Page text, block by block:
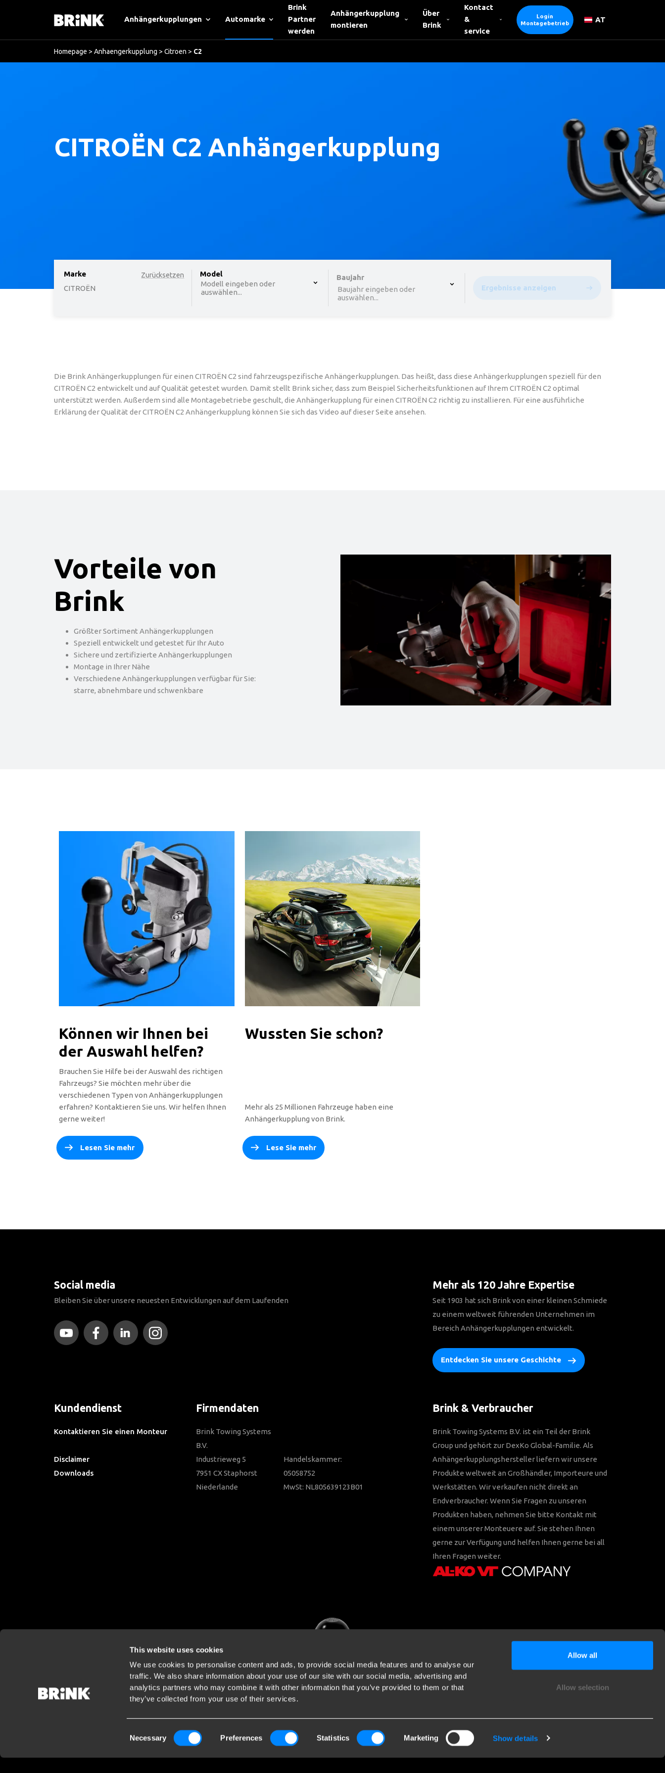
This website uses cookies
We use cookies to personalise content and ads, to provide social media features and to analyse our
traffic. We also share information about your use of our site with our social media, advertising and
analytics partners who may combine it with other information that you’ve provided to them or that
they’ve collected from your use of their services.
Selection
Necessary Preferences Statistics Marketing Show details
Allow all
Allow selection
Anhängerkupplungen Automarke
Brink
Partner
werden
Anhängerkupplung
montieren
Über
Brink
Kontact
&
service
Login
Montagebetrieb
AT
Homepage > Anhaengerkupplung > Citroen > C2
CITROËN C2 Anhängerkupplung
Zurücksetzen
Marke
CITROËN
option , selected. Select is focused ,type to refine list, press Down to open the menu,
Model
Modell eingeben oder
auswählen...
Baujahr
Baujahr eingeben oder
auswählen...
Ergebnisse anzeigen
Die Brink Anhängerkupplungen für einen CITROËN C2 sind fahrzeugspezifische Anhängerkupplungen. Das heißt, dass diese Anhängerkupplungen speziell für den
CITROËN C2 entwickelt und auf Qualität getestet wurden. Damit stellt Brink sicher, dass zum Beispiel Sicherheitsfunktionen auf Ihrem CITROËN C2 optimal
unterstützt werden. Außerdem sind alle Montagebetriebe geschult, die Anhängerkupplung für einen CITROËN C2 richtig zu installieren. Für eine ausführliche
Erklärung der Qualität der CITROËN C2 Anhängerkupplung können Sie sich das Video auf dieser Seite ansehen.
Vorteile von
Brink
Größter Sortiment Anhängerkupplungen
Speziell entwickelt und getestet für Ihr Auto
Sichere und zertifizierte Anhängerkupplungen
Montage in Ihrer Nähe
Verschiedene Anhängerkupplungen verfügbar für Sie:
starre, abnehmbare und schwenkbare
Können wir Ihnen bei
der Auswahl helfen?
Brauchen Sie Hilfe bei der Auswahl des richtigen
Fahrzeugs? Sie möchten mehr über die
verschiedenen Typen von Anhängerkupplungen
erfahren? Kontaktieren Sie uns. Wir helfen Ihnen
gerne weiter!
Lesen Sie mehr
Wussten Sie schon?
Mehr als 25 Millionen Fahrzeuge haben eine
Anhängerkupplung von Brink.
Lese Sie mehr
Social media
Bleiben Sie über unsere neuesten Entwicklungen auf dem Laufenden
Mehr als 120 Jahre Expertise
Seit 1903 hat sich Brink von einer kleinen Schmiede
zu einem weltweit führenden Unternehmen im
Bereich Anhängerkupplungen entwickelt.
Entdecken Sie unsere Geschichte
Kundendienst
Kontaktieren Sie einen Monteur
Disclaimer
Downloads
Firmendaten
Brink Towing Systems
B.V.
Industrieweg 5
7951 CX Staphorst
Niederlande
Handelskammer:
05058752
MwSt: NL805639123B01
Brink & Verbraucher
Brink Towing Systems B.V. ist ein Teil der Brink
Group und gehört zur DexKo Global-Familie. Als
Anhängerkupplungshersteller liefern wir unsere
Produkte weltweit an Großhändler, Importeure und
Werkstätten. Wir verkaufen nicht direkt an
Endverbraucher. Wenn Sie Fragen zu unseren
Produkten haben, nehmen Sie bitte Kontakt mit
einem unserer Monteuere auf. Sie stehen Ihnen
gerne zur Verfügung und helfen Ihnen gerne bei all
Ihren Fragen weiter.